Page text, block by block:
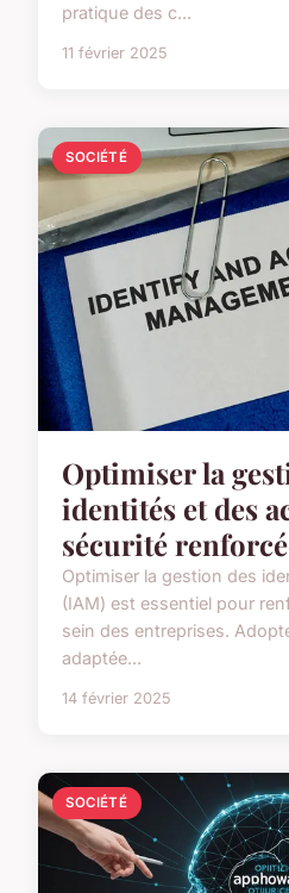
pratique des c...
11 février 2025
SOCIÉTÉ
Optimiser la
identités et des
sécurité
Optimiser la gestion des
(IAM) est essentiel pour
sein des entreprises.
adaptée...
14 février 2025
SOCIÉTÉ